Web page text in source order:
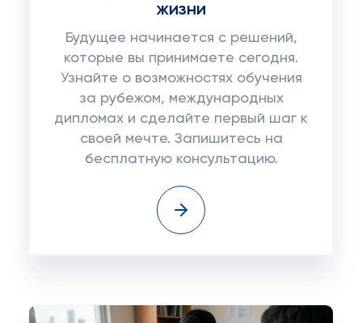
жизни
Будущее начинается с решений,
которые вы принимаете сегодня.
Узнайте о возможностях обучения
за рубежом, международных
дипломах и сделайте первый шаг к
своей мечте. Запишитесь на
бесплатную консультацию.